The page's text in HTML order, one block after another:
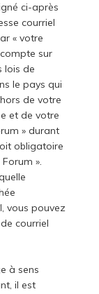
ci-après
courriel
« votre
sur
lois de
le pays qui
de votre
et de votre
» durant
obligatoire
».
vous pouvez
courriel
à sens
il est